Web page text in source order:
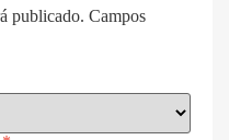
publicado. Campos